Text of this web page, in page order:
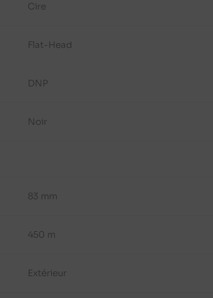
Cire
Flat-Head
DNP
Noir
83 mm
450 m
Extérieur